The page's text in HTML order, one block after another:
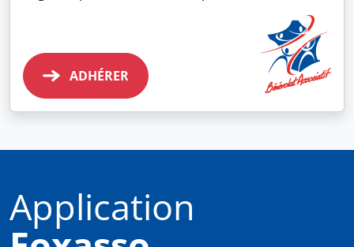
ADHÉRER
Application